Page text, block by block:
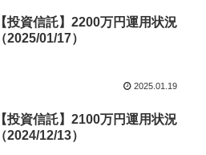
【投資信託】2200万円運用状況
（2025/01/17）
2025.01.19
【投資信託】2100万円運用状況
（2024/12/13）